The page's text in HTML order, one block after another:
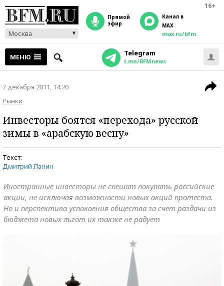
16+
Москва
прямой
эфир
Канал в
MAX
max.ru/bfm
МЕНЮ Telegram
t.me/BFMnews
7 декабря 2011, 14:20
Рынки
Инвесторы боятся «перехода» русской
зимы в «арабскую весну»
Текст:
Дмитрий Ланин
Иностранные инвесторы не спешат покупать российские
акции, не исключая возможности новых акций протеста.
Но и перспектива успокоения общества за счет раздачи из
бюджета новых льгот их также не радует